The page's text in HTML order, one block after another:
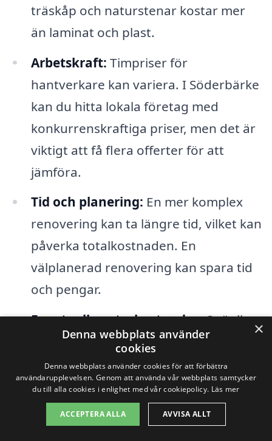
träskåp och naturstenar kostar mer
än laminat och plast.
Arbetskraft: Timpriser för
hantverkare kan variera. I Söderbärke
kan du hitta lokala företag med
konkurrenskraftiga priser, men det är
viktigt att få flera offerter för att
jämföra.
Tid och planering: En mer komplex
renovering kan ta längre tid, vilket kan
påverka totalkostnaden. En
välplanerad renovering kan spara tid
och pengar.
Eventuella extrakostnader:Ovänliga
överraskningar som att upptäcka
mögel eller strukturella problem kan
bidra till ytterligare kostnader.
För att få en så exakt prisuppskattning
×
Denna webbplats använder
cookies
Denna webbplats använder cookies för att förbättra
användarupplevelsen. Genom att använda vår webbplats samtycker
du till alla cookies i enlighet med vår cookiepolicy. Läs mer
ACCEPTERA ALLA AVVISA ALLT